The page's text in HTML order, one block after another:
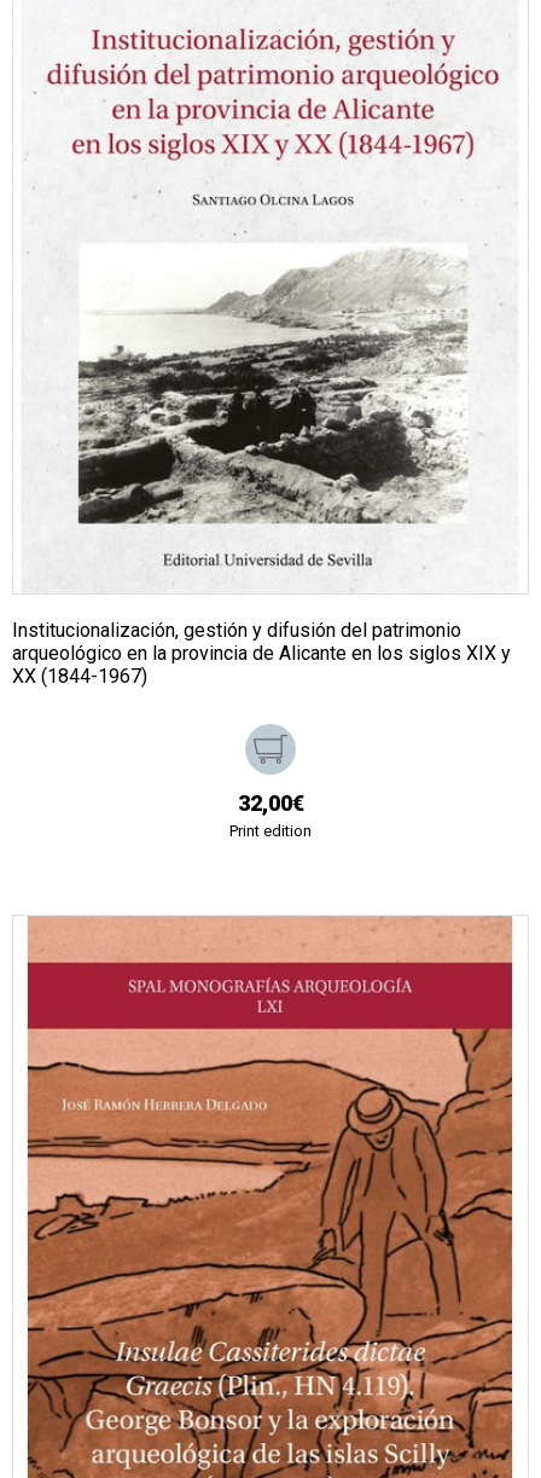
Institucionalización, gestión y difusión del patrimonio
arqueológico en la provincia de Alicante en los siglos XIX y
XX (1844-1967)
32,00€
Print edition